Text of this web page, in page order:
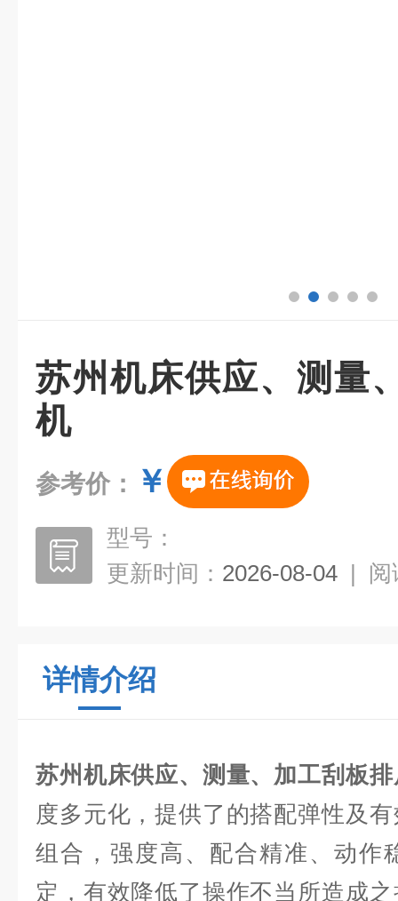
苏州机床供应、测量
机
参考价： ￥
型号：
更新时间： 2026-08-04 | 阅
详情介绍
苏州机床供应、测量、加工刮板
度多元化，提供了的搭配弹性及
组合，强度高、配合精准、动作
定，有效降低了操作不当所造成